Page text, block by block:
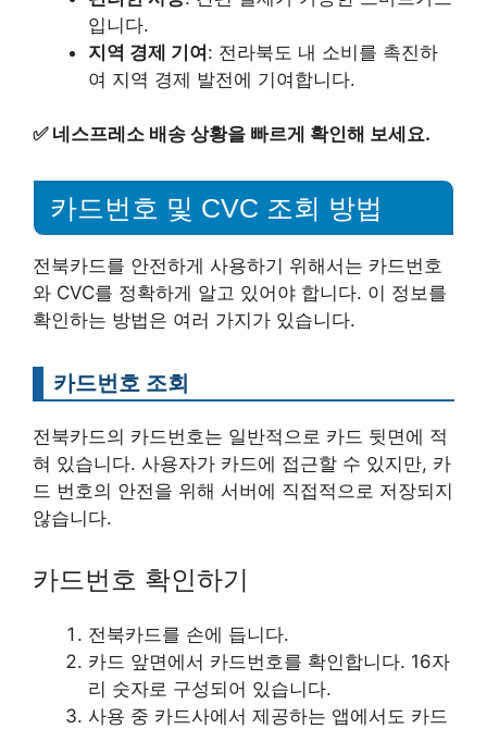
입니다.
지역 경제 기여: 전라북도 내 소비를 촉진하
여 지역 경제 발전에 기여합니다.
✅ 네스프레소 배송 상황을 빠르게 확인해 보세요.
카드번호 및 CVC 조회 방법
전북카드를 안전하게 사용하기 위해서는 카드번호
와 CVC를 정확하게 알고 있어야 합니다. 이 정보를
확인하는 방법은 여러 가지가 있습니다.
카드번호 조회
전북카드의 카드번호는 일반적으로 카드 뒷면에 적
혀 있습니다. 사용자가 카드에 접근할 수 있지만, 카
드 번호의 안전을 위해 서버에 직접적으로 저장되지
않습니다.
카드번호 확인하기
전북카드를 손에 듭니다.
카드 앞면에서 카드번호를 확인합니다. 16자
리 숫자로 구성되어 있습니다.
사용 중 카드사에서 제공하는 앱에서도 카드